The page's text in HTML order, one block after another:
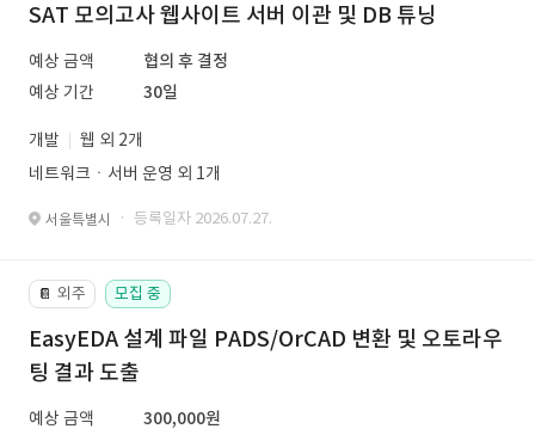
SAT 모의고사 웹사이트 서버 이관 및 DB 튜닝
예상 금액
협의 후 결정
예상 기간
30일
개발
웹 외 2개
네트워크ㆍ서버 운영 외 1개
서울특별시 · 등록일자 2026.07.27.
📔 외주 모집 중
EasyEDA 설계 파일 PADS/OrCAD 변환 및 오토라우
팅 결과 도출
예상 금액
300,000원